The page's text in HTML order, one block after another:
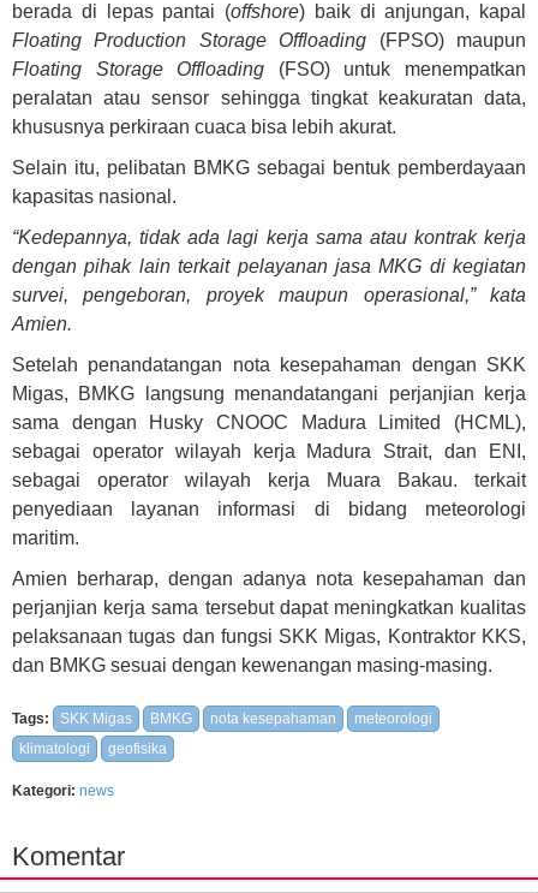
berada di lepas pantai (offshore) baik di anjungan, kapal
Floating Production Storage Offloading (FPSO) maupun
Floating Storage Offloading (FSO) untuk menempatkan
peralatan atau sensor sehingga tingkat keakuratan data,
khususnya perkiraan cuaca bisa lebih akurat.
Selain itu, pelibatan BMKG sebagai bentuk pemberdayaan
kapasitas nasional.
“Kedepannya, tidak ada lagi kerja sama atau kontrak kerja
dengan pihak lain terkait pelayanan jasa MKG di kegiatan
survei, pengeboran, proyek maupun operasional,” kata
Amien.
Setelah penandatangan nota kesepahaman dengan SKK
Migas, BMKG langsung menandatangani perjanjian kerja
sama dengan Husky CNOOC Madura Limited (HCML),
sebagai operator wilayah kerja Madura Strait, dan ENI,
sebagai operator wilayah kerja Muara Bakau. terkait
penyediaan layanan informasi di bidang meteorologi
maritim.
Amien berharap, dengan adanya nota kesepahaman dan
perjanjian kerja sama tersebut dapat meningkatkan kualitas
pelaksanaan tugas dan fungsi SKK Migas, Kontraktor KKS,
dan BMKG sesuai dengan kewenangan masing-masing.
Tags: SKK Migas BMKG nota kesepahaman
meteorologi
klimatologi
geofisika
Kategori: news
Komentar